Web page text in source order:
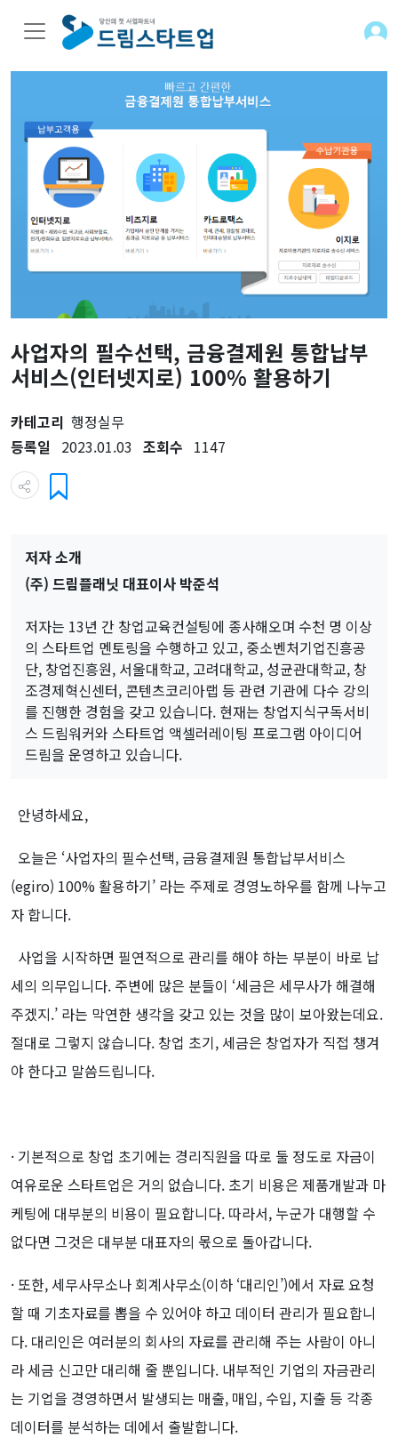
사업자의 필수선택, 금융결제원 통합납부
서비스(인터넷지로) 100% 활용하기
카테고리 행정실무
등록일
2023.01.03 조회수 1147
저자 소개
(주) 드림플래닛 대표이사 박준석
저자는 13년 간 창업교육컨설팅에 종사해오며 수천 명 이상
의 스타트업 멘토링을 수행하고 있고, 중소벤처기업진흥공
단, 창업진흥원, 서울대학교, 고려대학교, 성균관대학교, 창
조경제혁신센터, 콘텐츠코리아랩 등 관련 기관에 다수 강의
를 진행한 경험을 갖고 있습니다. 현재는 창업지식구독서비
스 드림워커와 스타트업 액셀러레이팅 프로그램 아이디어
드림을 운영하고 있습니다.
안녕하세요,
오늘은 ‘사업자의 필수선택, 금융결제원 통합납부서비스
(egiro) 100% 활용하기’ 라는 주제로 경영노하우를 함께 나누고
자 합니다.
사업을 시작하면 필연적으로 관리를 해야 하는 부분이 바로 납
세의 의무입니다. 주변에 많은 분들이 ‘세금은 세무사가 해결해
주겠지.’ 라는 막연한 생각을 갖고 있는 것을 많이 보아왔는데요.
절대로 그렇지 않습니다. 창업 초기, 세금은 창업자가 직접 챙겨
야 한다고 말씀드립니다.
· 기본적으로 창업 초기에는 경리직원을 따로 둘 정도로 자금이
여유로운 스타트업은 거의 없습니다. 초기 비용은 제품개발과 마
케팅에 대부분의 비용이 필요합니다. 따라서, 누군가 대행할 수
없다면 그것은 대부분 대표자의 몫으로 돌아갑니다.
· 또한, 세무사무소나 회계사무소(이하 ‘대리인’)에서 자료 요청
할 때 기초자료를 뽑을 수 있어야 하고 데이터 관리가 필요합니
다. 대리인은 여러분의 회사의 자료를 관리해 주는 사람이 아니
라 세금 신고만 대리해 줄 뿐입니다. 내부적인 기업의 자금관리
는 기업을 경영하면서 발생되는 매출, 매입, 수입, 지출 등 각종
데이터를 분석하는 데에서 출발합니다.